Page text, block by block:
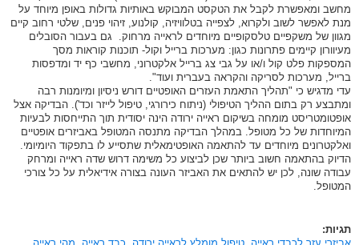
מחשב ומאפשרת לקבל את הטקסט המבוקש באותיות גדולות באופן מיוחד על
מנת לאפשר לשוב ולקרוא, לצפייה בטלוויזיה, קולנוע, זיהוי פנים, שלטי רחוב קיים
מגוון של משקפיים טלסקופיים מיוחדים לראייה מרחוק. גם בעבור הסובלים
מעיוורון קיימים פתרונות כגון: מערכות ברייל וקול- תוכנות קוראות מסך
המספקות פלט קול ו/או על גבי צג ברייל אלקטרוני, מחשבי כף יד ומדפסות
ברייל, מערכות לסריקה והקראה בעברית ועוד".
עדי מדגיש כי "תהליך התאמת העזרים האופטיים דורש ניסיון ומיומנות רבה
ומתבצע רק בתום ההליך הטיפולי (ניתוח כירורגי, טיפול לייזר וכד'). הבדיקה אצל
אופטומטריסט מומחה בשיקום ראייה ירודה הינה יסודית תוך התייחסות לבעיות
המיוחדות של כל מטופל. במהלך הבדיקה מתנסה המטופל באביזרים אופטיים
ואלקטרונים מיוחדים עד להתאמה האופטימאלית שתסייע לו בתפקוד היומיומי.
הדיוק בהתאמה חשוב ביותר שכן לביצוע כל משימה דרוש שדה ראייה ומרחק
עבודה שונה, לכן יש להתאים את האביזר העונה בצורה אידיאלית על כל צורכי
המטופל.
תגיות: